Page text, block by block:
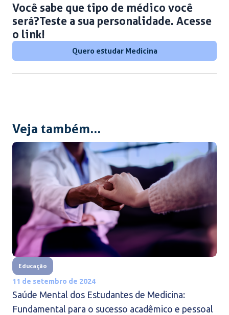
Você sabe que tipo de médico você
será?Teste a sua personalidade. Acesse
o link!
Quero estudar Medicina
Veja também...
Educação
11 de setembro de 2024
Saúde Mental dos Estudantes de Medicina:
Fundamental para o sucesso acadêmico e pessoal